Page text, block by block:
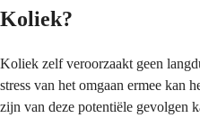
Koliek?
Koliek zelf veroorzaakt geen
stress van het omgaan ermee kan
zijn van deze potentiële gevolgen